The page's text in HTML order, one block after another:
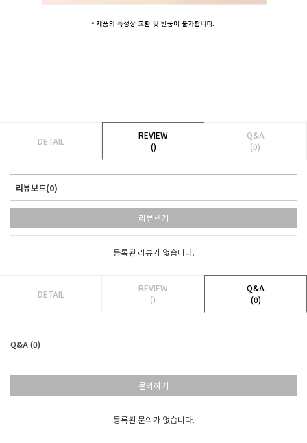
DETAIL
REVIEW
()
Q&A
(0)
리뷰보드(0)
리뷰쓰기
등록된 리뷰가 없습니다.
DETAIL
REVIEW
()
Q&A
(0)
Q&A (0)
문의하기
등록된 문의가 없습니다.